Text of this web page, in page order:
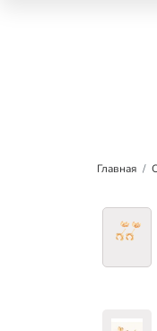
Главная